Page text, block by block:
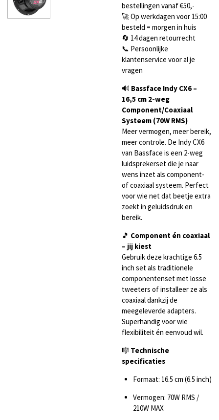
bestellingen vanaf €50,-
🚀 Op werkdagen voor 15:00
besteld = morgen in huis
🔄 14 dagen retourrecht
📞 Persoonlijke
klantenservice voor al je
vragen
🔊 Bassface Indy CX6 –
16,5 cm 2-weg
Component/Coaxiaal
Systeem (70W RMS)
Meer vermogen, meer bereik,
meer controle. De Indy CX6
van Bassface is een 2-weg
luidsprekerset die je naar
wens inzet als component-
of coaxiaal systeem. Perfect
voor wie net dat beetje extra
zoekt in geluidsdruk en
bereik.
🎵 Component én coaxiaal
– jij kiest
Gebruik deze krachtige 6.5
inch set als traditionele
componentenset met losse
tweeters of installeer ze als
coaxiaal dankzij de
meegeleverde adapters.
Superhandig voor wie
flexibiliteit én eenvoud wil.
🎼 Technische
specificaties
Formaat: 16.5 cm (6.5 inch)
Vermogen: 70W RMS /
210W MAX